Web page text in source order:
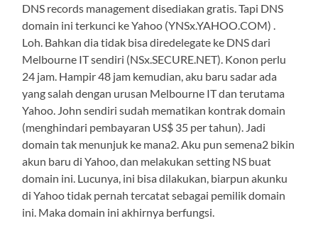
DNS records management disediakan gratis. Tapi DNS
domain ini terkunci ke Yahoo (YNSx.YAHOO.COM) .
Loh. Bahkan dia tidak bisa diredelegate ke DNS dari
Melbourne IT sendiri (NSx.SECURE.NET). Konon perlu
24 jam. Hampir 48 jam kemudian, aku baru sadar ada
yang salah dengan urusan Melbourne IT dan terutama
Yahoo. John sendiri sudah mematikan kontrak domain
(menghindari pembayaran US$ 35 per tahun). Jadi
domain tak menunjuk ke mana2. Aku pun semena2 bikin
akun baru di Yahoo, dan melakukan setting NS buat
domain ini. Lucunya, ini bisa dilakukan, biarpun akunku
di Yahoo tidak pernah tercatat sebagai pemilik domain
ini. Maka domain ini akhirnya berfungsi.